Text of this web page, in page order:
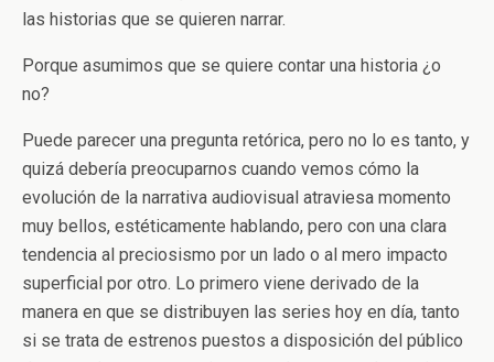
las historias que se quieren narrar.
Porque asumimos que se quiere contar una historia ¿o
no?
Puede parecer una pregunta retórica, pero no lo es tanto, y
quizá debería preocuparnos cuando vemos cómo la
evolución de la narrativa audiovisual atraviesa momento
muy bellos, estéticamente hablando, pero con una clara
tendencia al preciosismo por un lado o al mero impacto
superficial por otro. Lo primero viene derivado de la
manera en que se distribuyen las series hoy en día, tanto
si se trata de estrenos puestos a disposición del público